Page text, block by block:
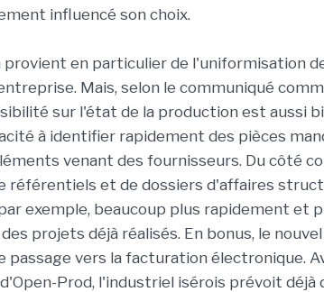
influencé son choix.
en particulier de l'uniformisation
Mais, selon le communiqué
sur l'état de la production est aussi
à identifier rapidement des pièces
venant des fournisseurs. Du côté
référentiels et de dossiers d'affaires
exemple, beaucoup plus rapidement et
projets déjà réalisés. En bonus, le nouvel
vers la facturation électronique.
Prod, l'industriel isérois prévoit déjà